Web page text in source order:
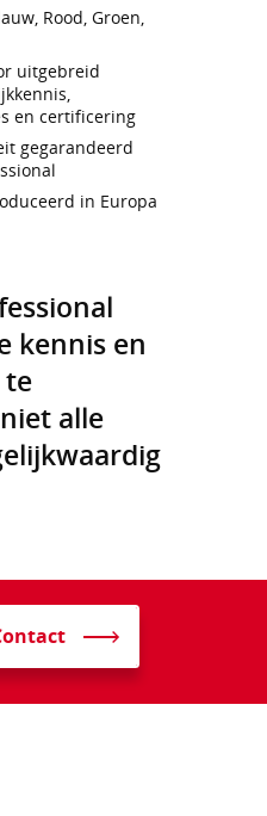
Rood, Groen,
uitgebreid
en certificering
gegarandeerd
in Europa
kennis en
te
alle